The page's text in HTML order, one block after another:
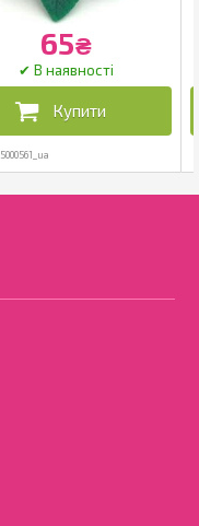
5000561_ua
65₴